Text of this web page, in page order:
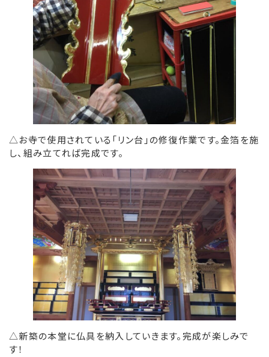
△お寺で使用されている「リン台」の修復作業です。金箔を施
し、組み立てれば完成です。
△新築の本堂に仏具を納入していきます。完成が楽しみで
す！